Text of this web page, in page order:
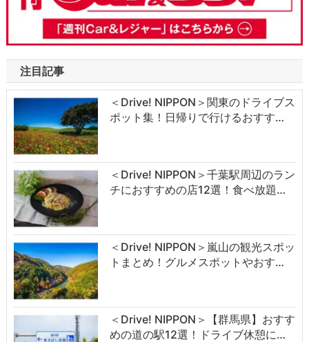
注目記事
＜Drive! NIPPON＞関東のドライブス
ポット集！日帰りで行けるおすす…
＜Drive! NIPPON＞千葉駅周辺のラン
チにおすすめの店12選！食べ放題…
＜Drive! NIPPON＞嵐山の観光スポッ
トまとめ！グルメスポットやおす…
＜Drive! NIPPON＞【群馬県】おすす
めの道の駅12選！ドライブ休憩に…